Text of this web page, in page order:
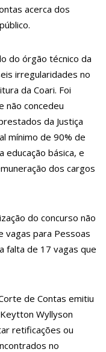
em 2018, Hissa é
de Manaus
o primeiro no Avante à
para feirantes no
pela Justiça Eleitoral
compareçam às urnas
ativado até novembro
em 12 postos neste
ajudar na melhoria da
em um canteiro de
fome e miséria
prestadores de serviços
Viviane Lima(MDB)
de votos
acerca dos
do órgão técnico da
irregularidades no
da Coari. Foi
não concedeu
da Justiça
mínimo de 90% de
básica, e
dos cargos
do concurso não
vagas para Pessoas
falta de 17 vagas que
de Contas emitiu
Wyllyson
retificações ou
no